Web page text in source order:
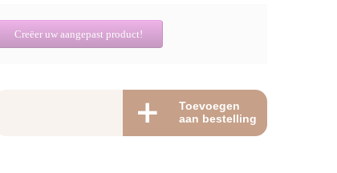
Creëer uw aangepast product!
Toevoegen
aan bestelling